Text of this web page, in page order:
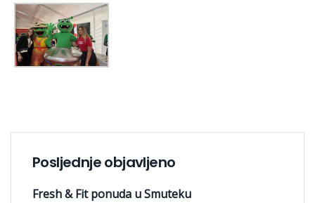
Posljednje objavljeno
Fresh & Fit ponuda u Smuteku